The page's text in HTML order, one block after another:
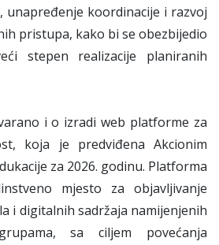
unapređenje koordinacije i razvoj
pristupa, kako bi se obezbijedio
stepen realizacije planiranih
i o izradi web platforme za
koja je predviđena Akcionim
za 2026. godinu. Platforma
mjesto za objavljivanje
i digitalnih sadržaja namijenjenih
sa ciljem povećanja